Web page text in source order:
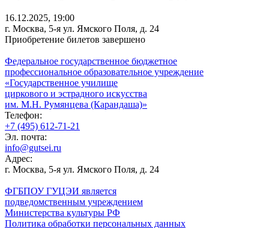
16.12.2025, 19:00
г. Москва, 5-я ул. Ямского Поля, д. 24
Приобретение билетов завершено
Федеральное государственное бюджетное
профессиональное образовательное учреждение
«Государственное училище
циркового и эстрадного искусства
им. М.Н. Румянцева (Карандаша)»
Телефон:
+7 (495) 612-71-21
Эл. почта:
info@gutsei.ru
Адрес:
г. Москва, 5-я ул. Ямского Поля, д. 24
ФГБПОУ ГУЦЭИ является
подведомственным учреждением
Министерства культуры РФ
Политика обработки персональных данных